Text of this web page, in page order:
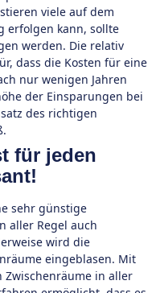
viele auf dem
erfolgen kann, sollte
werden. Die relativ
dass die Kosten für eine
nur wenigen Jahren
der Einsparungen bei
des richtigen
für jeden
sehr günstige
aller Regel auch
wird die
eingeblasen. Mit
Zwischenräume in aller